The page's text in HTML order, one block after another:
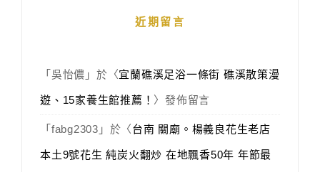
近期留言
「 吳怡儂 」於〈宜蘭礁溪足浴一條街 礁溪散策漫
遊、15家養生館推薦！ 〉發佈留言
「 fabg2303 」於〈台南 關廟。楊義良花生老店
本土9號花生 純炭火翻炒 在地飄香50年 年節最